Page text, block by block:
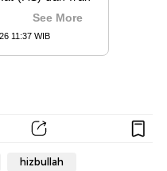
hizbullah